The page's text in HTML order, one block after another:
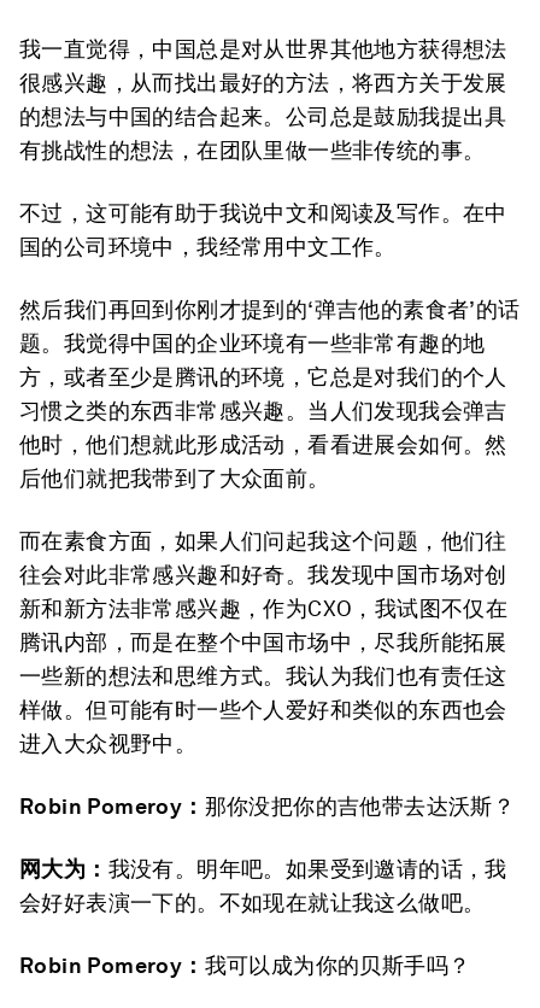
我一直觉得，中国总是对从世界其他地方获得想法
很感兴趣，从而找出最好的方法，将西方关于发展
的想法与中国的结合起来。公司总是鼓励我提出具
有挑战性的想法，在团队里做一些非传统的事。
不过，这可能有助于我说中文和阅读及写作。在中
国的公司环境中，我经常用中文工作。
然后我们再回到你刚才提到的‘弹吉他的素食者’的话
题。我觉得中国的企业环境有一些非常有趣的地
方，或者至少是腾讯的环境，它总是对我们的个人
习惯之类的东西非常感兴趣。当人们发现我会弹吉
他时，他们想就此形成活动，看看进展会如何。然
后他们就把我带到了大众面前。
而在素食方面，如果人们问起我这个问题，他们往
往会对此非常感兴趣和好奇。我发现中国市场对创
新和新方法非常感兴趣，作为CXO，我试图不仅在
腾讯内部，而是在整个中国市场中，尽我所能拓展
一些新的想法和思维方式。我认为我们也有责任这
样做。但可能有时一些个人爱好和类似的东西也会
进入大众视野中。
Robin Pomeroy ： 那你没把你的吉他带去达沃斯？
网大为： 我没有。明年吧。如果受到邀请的话，我
会好好表演一下的。不如现在就让我这么做吧。
Robin Pomeroy ： 我可以成为你的贝斯手吗？